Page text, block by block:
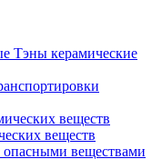
Тэны керамические
веществ